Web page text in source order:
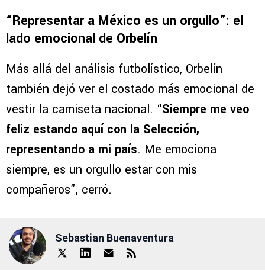
“Representar a México es un orgullo”: el
lado emocional de Orbelín
Más allá del análisis futbolístico, Orbelín
también dejó ver el costado más emocional de
vestir la camiseta nacional. “Siempre me veo
feliz estando aquí con la Selección,
representando a mi país. Me emociona
siempre, es un orgullo estar con mis
compañeros”, cerró.
Sebastian Buenaventura